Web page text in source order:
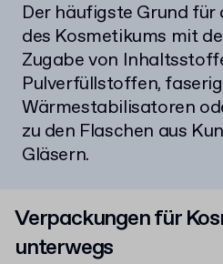
Der häufigste Grund
des Kosmetikums mit
Zugabe von
Pulverfüllstoffen,
Wärmestabilisatoren
zu den Flaschen aus
Gläsern.
Verpackungen für
unterwegs